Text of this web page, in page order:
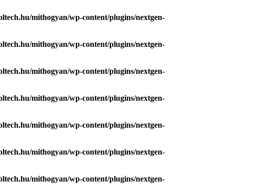
mithogyan/wp-content/plugins/nextgen-
mithogyan/wp-content/plugins/nextgen-
mithogyan/wp-content/plugins/nextgen-
mithogyan/wp-content/plugins/nextgen-
mithogyan/wp-content/plugins/nextgen-
mithogyan/wp-content/plugins/nextgen-
mithogyan/wp-content/plugins/nextgen-